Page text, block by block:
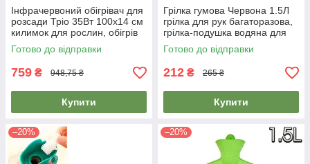
Інфрачервоний обігрівач для
розсади Тріо 35Вт 100х14 см
килимок для рослин, обігрів
брудера, вуликів
Готово до відправки
759 ₴ 948,75 ₴
Купити
Грілка гумова Червона 1.5Л
грілка для рук багаторазова,
грілка-подушка водяна для
обігріву
Готово до відправки
212 ₴ 265 ₴
Купити
–20% –20%